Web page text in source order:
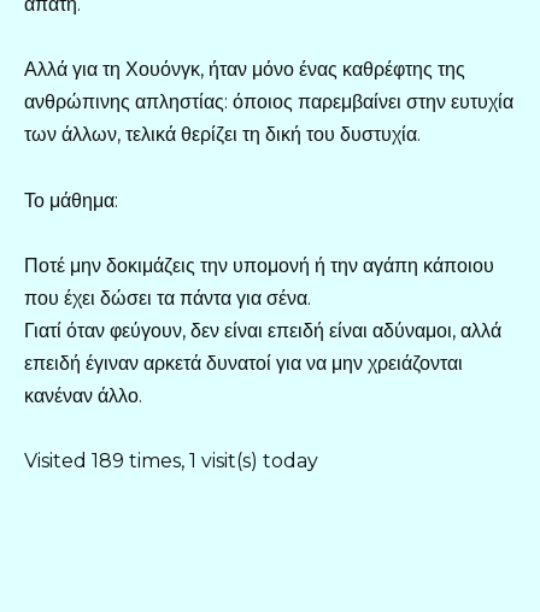
Αλλά για τη Χουόνγκ, ήταν μόνο ένας καθρέφτης της
ανθρώπινης απληστίας: όποιος παρεμβαίνει στην ευτυχία
των άλλων, τελικά θερίζει τη δική του δυστυχία.
Το μάθημα:
Ποτέ μην δοκιμάζεις την υπομονή ή την αγάπη κάποιου
που έχει δώσει τα πάντα για σένα.
Γιατί όταν φεύγουν, δεν είναι επειδή είναι αδύναμοι, αλλά
επειδή έγιναν αρκετά δυνατοί για να μην χρειάζονται
κανέναν άλλο.
Visited 189 times, 1 visit(s) today